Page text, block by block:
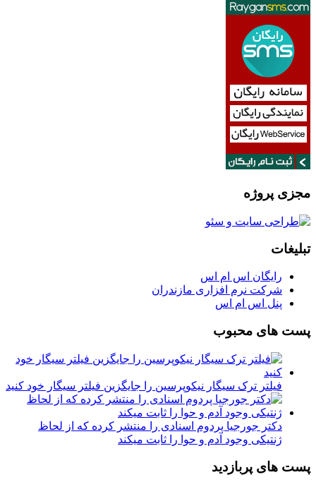
مجزی پروژه
تبلیغات
رایگان اس ام اس
شرکت نرم افزاری مازندران
پنل اس ام اس
پست های محبوب
فیلتر ترک سیگار نیکوپرسین را جایگزین فیلتر سیگار خود کنید
دکتر جورجیا پردوم اسنادی را منتشر کرده که از لحاظ
ژنتیکی وجود آدم و حوا را ثابت میکند
پست های پربازدید